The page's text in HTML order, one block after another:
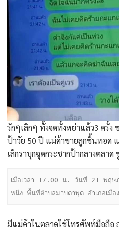
รักๆเลิกๆ ทั้งจดทั้งหย่าแล้ว3 ครั้ง
ป้าวัย 50 ปี แม่ค้าขายลูกชิ้นทอด
เลิกราบุกฉุดกระชากป้ากลางตลาด
เมื่อเวลา 17.00 น. วันที่ 21 พฤษ
หนึ่ง พื้นที่ตำบลมาบตาพุด อำเภอเมือ
มีแม่ค้าในตลาดใช้โทรศัพท์มือถือ